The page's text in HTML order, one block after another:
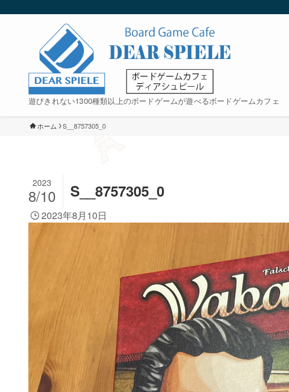
遊びきれない1300種類以上のボードゲームが遊べるボードゲームカフェ
ホーム S__8757305_0
S__8757305_0
2023
8/10
2023年8月10日